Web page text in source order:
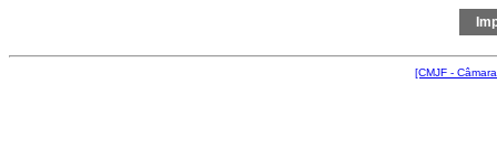
[CMJF -